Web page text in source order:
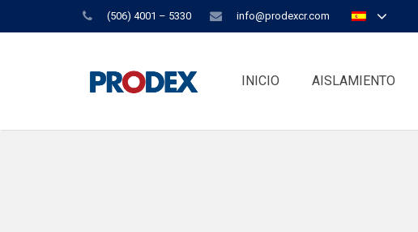
(506) 4001 – 5330 info@prodexcr.com
INICIO AISLAMIENTO